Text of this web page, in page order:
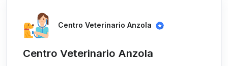
Centro Veterinario Anzola
Centro Veterinario Anzola